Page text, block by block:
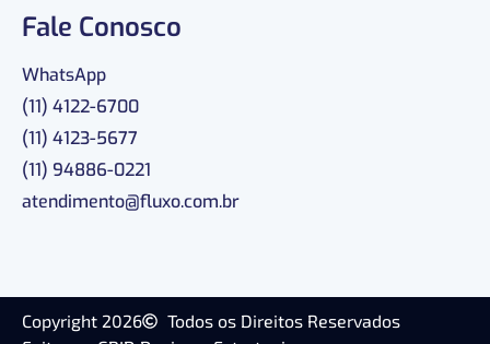
Fale Conosco
WhatsApp
(11) 4122-6700
(11) 4123-5677
(11) 94886-0221
atendimento@fluxo.com.br
Copyright 2026
Todos os Direitos Reservados